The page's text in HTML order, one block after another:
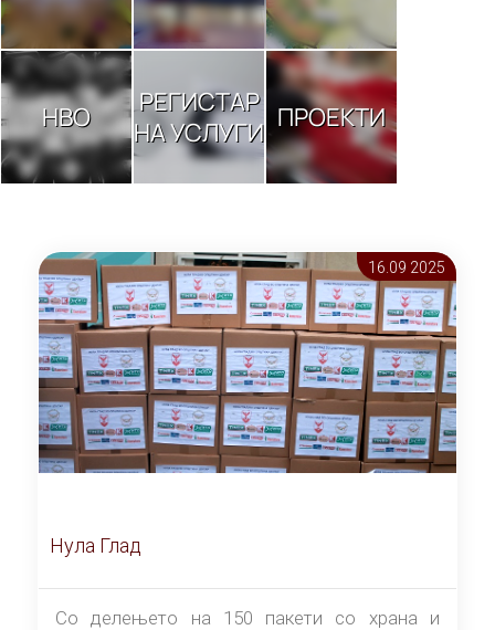
НВО
РЕГИСТАР
НА УСЛУГИ ПРОЕКТИ
16.09 2025
Нула Глад
Со делењето на 150 пакети со храна и